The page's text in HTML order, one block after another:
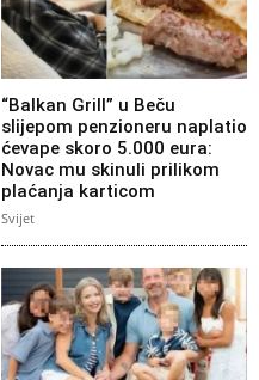
“Balkan Grill” u Beču
slijepom penzioneru naplatio
ćevape skoro 5.000 eura:
Novac mu skinuli prilikom
plaćanja karticom
Svijet